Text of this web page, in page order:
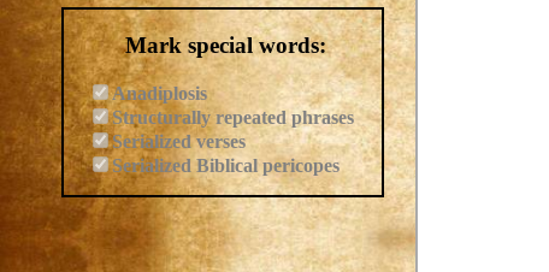
Mark special words:
Anadiplosis
Structurally repeated phrases
Serialized verses
Serialized Biblical pericopes